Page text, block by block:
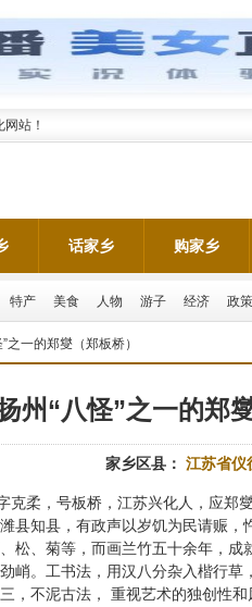
站！
话家乡 购家乡
特产 美食 人物 游子 经济 政策
之一的郑燮（郑板桥）
州“八怪”之一的郑
家乡区县： 江苏省仪
克柔，号板桥，江苏兴化人，应郑
县知县，有政声以岁饥为民请赈
松、菊等，而画兰竹五十余年，
峭。工书法，用汉八分杂入楷行草
，不泥古法， 重视艺术的独创性